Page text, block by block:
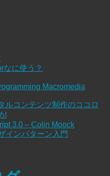
なに使う？
Macromedia
ルコンテンツ制作のココロ
!
3.0 – Colin Moock
インパターン入門